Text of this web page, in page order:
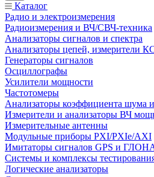
Каталог
Радио и электроизмерения
Радиоизмерения и ВЧ/СВЧ-техника
Анализаторы сигналов и спектра
Анализаторы цепей, измерители
Генераторы сигналов
Осциллографы
Усилители мощности
Частотомеры
Анализаторы коэффициента шума
Измерители и анализаторы ВЧ
Измерительные антенны
Модульные приборы PXI/PXIe/AXI
Имитаторы сигналов GPS и
Системы и комплексы
Логические анализаторы